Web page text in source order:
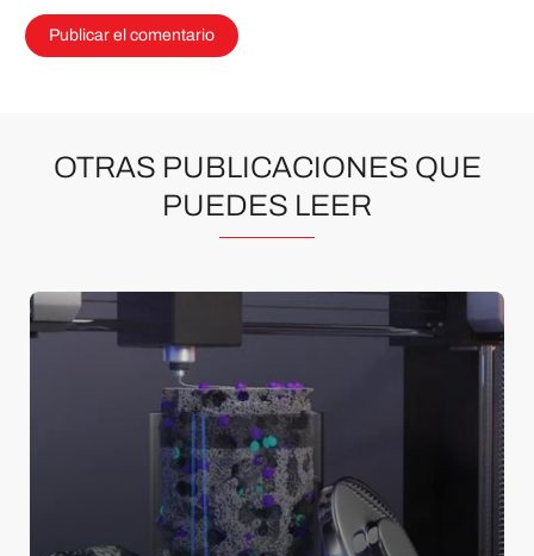
OTRAS PUBLICACIONES QUE
PUEDES LEER